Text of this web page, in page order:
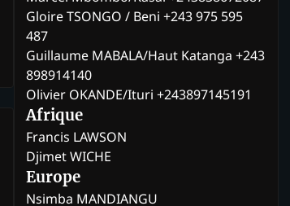
Gloire TSONGO / Beni +243 975 595
487
Guillaume MABALA/Haut Katanga +243
898914140
Olivier OKANDE/Ituri +243897145191
Afrique
Francis LAWSON
Djimet WICHE
Europe
Nsimba MANDIANGU